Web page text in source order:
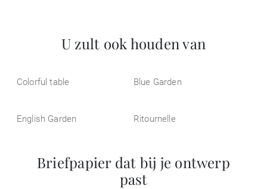
U zult ook houden van
Colorful table Blue Garden
English Garden Ritournelle
Briefpapier dat bij je ontwerp
past